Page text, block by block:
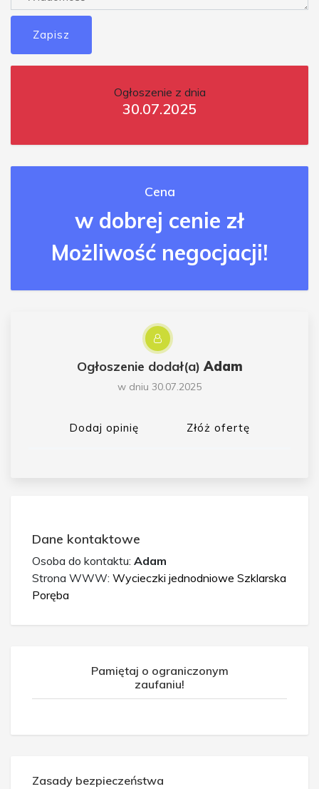
Zapisz
Ogłoszenie z dnia
30.07.2025
Cena
w dobrej cenie zł
Możliwość negocjacji!
Ogłoszenie dodał(a)Adam
w dniu 30.07.2025
Dodaj opinię Złóż ofertę
Dane kontaktowe
Osoba do kontaktu: Adam
Strona WWW: Wycieczki jednodniowe Szklarska
Poręba
Pamiętaj o ograniczonym
zaufaniu!
Zasady bezpieczeństwa